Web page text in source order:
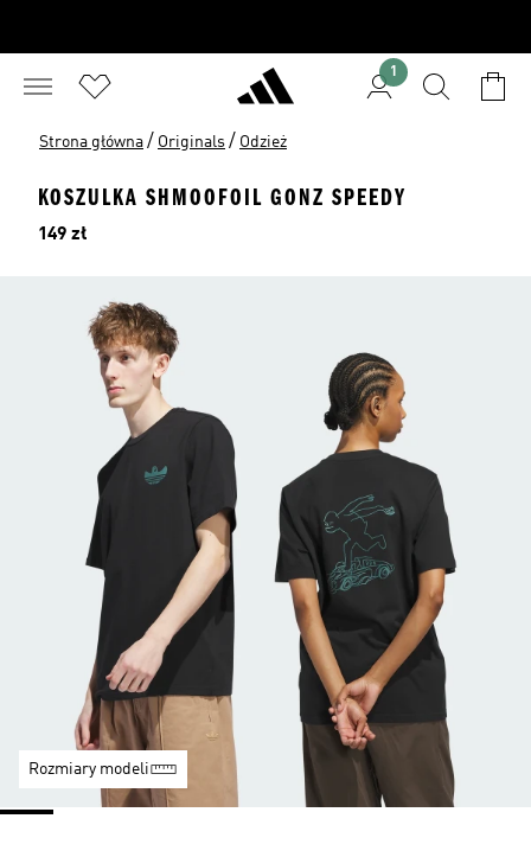
1
Strona główna / Originals / Odzież
KOSZULKA SHMOOFOIL GONZ SPEEDY
Cena
149 zł
Rozmiary modeli